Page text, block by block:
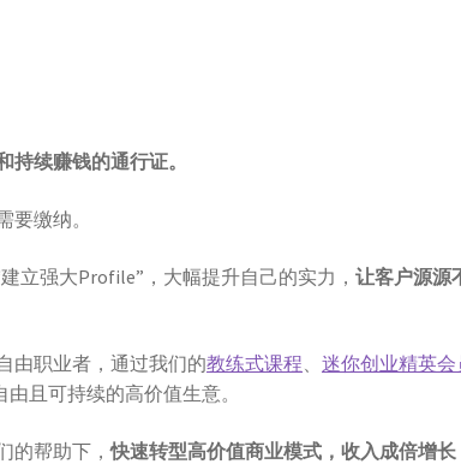
续赚钱的通行证。
缴纳。
立强大Profile”，大幅提升自己的实力，让客户源源
由职业者，通过我们的教练式课程、迷你创业精英会
且可持续的高价值生意。
的帮助下，快速转型高价值商业模式，收入成倍增长